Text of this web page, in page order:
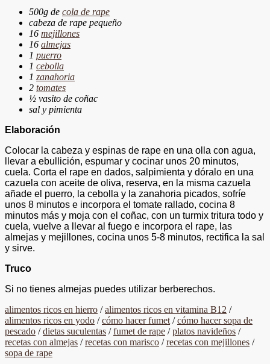
500g de cola de rape
cabeza de rape pequeño
16 mejillones
16 almejas
1 puerro
1 cebolla
1 zanahoria
2 tomates
½ vasito de coñac
sal y pimienta
Elaboración
Colocar la cabeza y espinas de rape en una olla con agua,
llevar a ebullición, espumar y cocinar unos 20 minutos,
cuela. Corta el rape en dados, salpimienta y dóralo en una
cazuela con aceite de oliva, reserva, en la misma cazuela
añade el puerro, la cebolla y la zanahoria picados, sofríe
unos 8 minutos e incorpora el tomate rallado, cocina 8
minutos más y moja con el coñac, con un turmix tritura todo y
cuela, vuelve a llevar al fuego e incorpora el rape, las
almejas y mejillones, cocina unos 5-8 minutos, rectifica la sal
y sirve.
Truco
Si no tienes almejas puedes utilizar berberechos.
alimentos ricos en hierro /alimentos ricos en vitamina B12 /
alimentos ricos en yodo /cómo hacer fumet /cómo hacer sopa de
pescado /dietas suculentas /fumet de rape /platos navideños /
recetas con almejas /recetas con marisco /recetas con mejillones /
sopa de rape